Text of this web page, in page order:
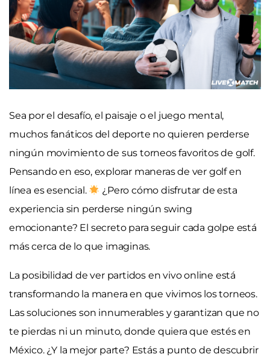
Sea por el desafío, el paisaje o el juego mental,
muchos fanáticos del deporte no quieren perderse
ningún movimiento de sus torneos favoritos de golf.
Pensando en eso, explorar maneras de ver golf en
línea es esencial.
¿Pero cómo disfrutar de esta
experiencia sin perderse ningún swing
emocionante? El secreto para seguir cada golpe está
más cerca de lo que imaginas.
La posibilidad de ver partidos en vivo online está
transformando la manera en que vivimos los torneos.
Las soluciones son innumerables y garantizan que no
te pierdas ni un minuto, donde quiera que estés en
México. ¿Y la mejor parte? Estás a punto de descubrir